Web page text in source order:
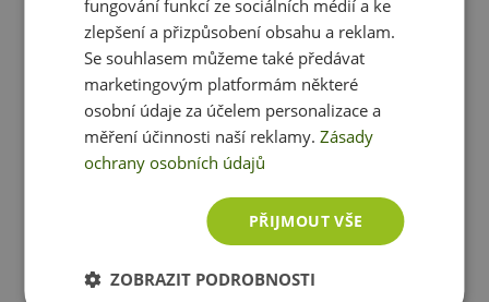
Složení:pražené pekanovéořechy100 %
Ještě jste si nevybrali?
Doporučujeme vám podobné produkty
fungování funkcí ze sociálních médií a ke
zlepšení a přizpůsobení obsahu a reklam.
Se souhlasem můžeme také předávat
marketingovým platformám některé
osobní údaje za účelem personalizace a
měření účinnosti naší reklamy.Zásady
ochrany osobních údajů
PŘIJMOUT VŠE
ZOBRAZIT PODROBNOSTI